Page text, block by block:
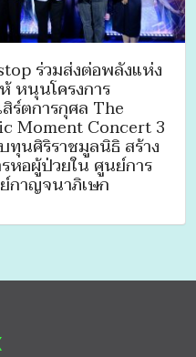
ร่วมส่งต่อพลังแห่ง
หนุนโครงการ
ร์ตการกุศล The
Moment Concert 3
ทุนศิริราชมูลนิธิ สร้าง
หอผู้ป่วยใน ศูนย์การ
กาญจนาภิเษก